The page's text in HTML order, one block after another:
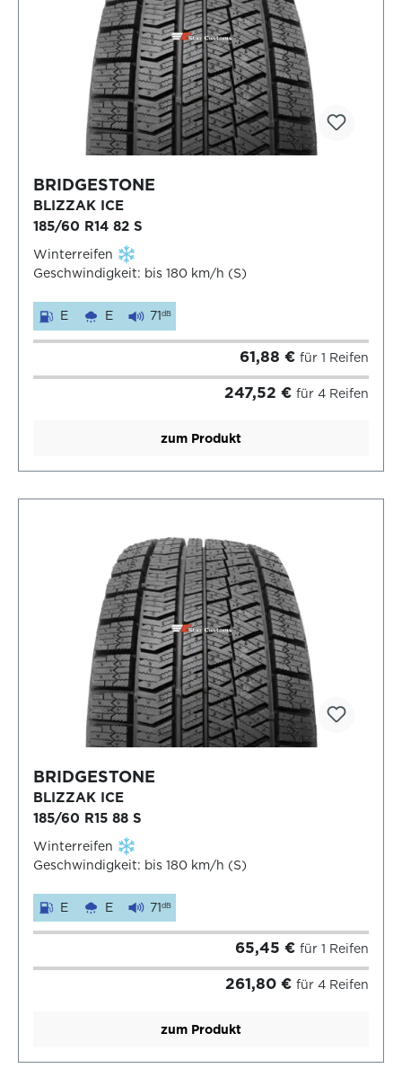
BRIDGESTONE
BLIZZAK ICE
185/60 R14 82 S
Winterreifen
Geschwindigkeit: bis 180 km/h (S)
E E 71dB
61,88 € für 1 Reifen
247,52 € für 4 Reifen
zum Produkt
BRIDGESTONE
BLIZZAK ICE
185/60 R15 88 S
Winterreifen
Geschwindigkeit: bis 180 km/h (S)
E E 71dB
65,45 € für 1 Reifen
261,80 € für 4 Reifen
zum Produkt